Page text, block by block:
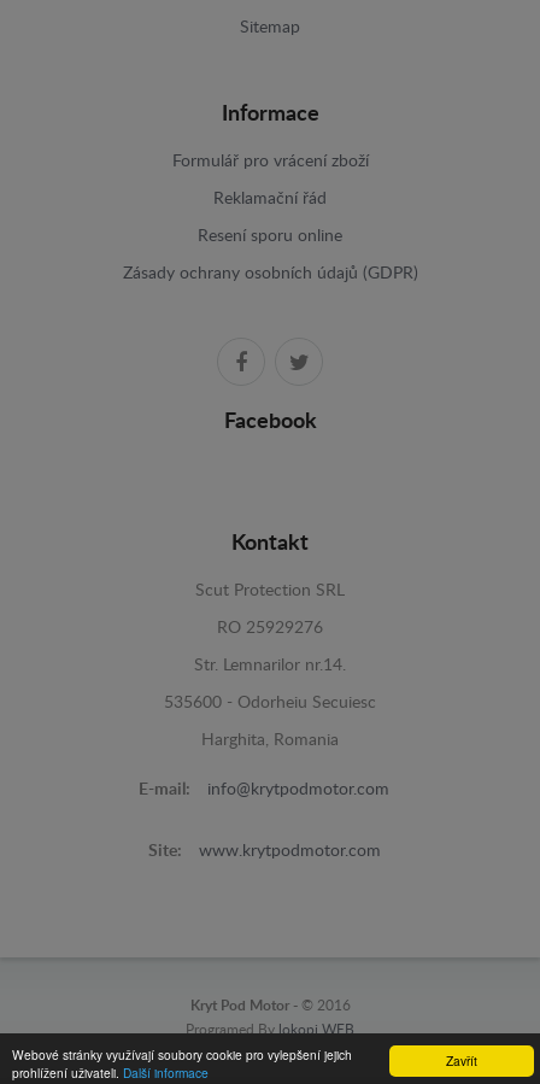
Zavřít
Webové stránky využívají soubory cookie pro vylepšení jejich
prohlížení uživateli. Další informace
Sitemap
Informace
Formulář pro vrácení zboží
Reklamační řád
Resení sporu online
Zásady ochrany osobních údajů (GDPR)
Facebook
Kontakt
Scut Protection SRL
RO 25929276
Str. Lemnarilor nr.14.
535600 - Odorheiu Secuiesc
Harghita, Romania
E-mail: info@krytpodmotor.com
Site: www.krytpodmotor.com
Kryt Pod Motor - © 2016
Programed By lokopi WEB